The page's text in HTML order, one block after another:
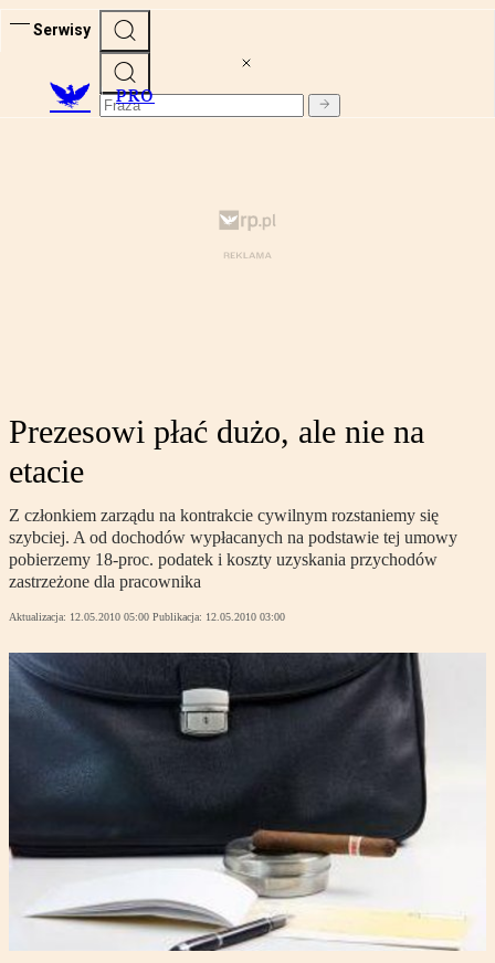
Serwisy
PRO
Prezesowi płać dużo, ale nie na
etacie
Z członkiem zarządu na kontrakcie cywilnym rozstaniemy się
szybciej. A od dochodów wypłacanych na podstawie tej umowy
pobierzemy 18-proc. podatek i koszty uzyskania przychodów
zastrzeżone dla pracownika
Aktualizacja: 12.05.2010 05:00 Publikacja: 12.05.2010 03:00